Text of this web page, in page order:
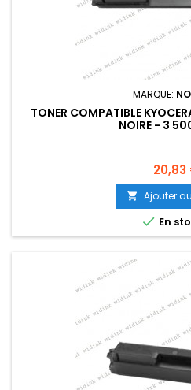
MARQUE:
TONER COMPATIBLE
NOIRE - 3
Prix
20,83
 Ajouter
 En